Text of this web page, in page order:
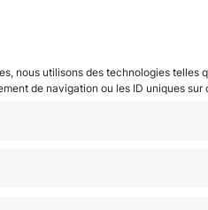
nous utilisons des technologies
de navigation ou les ID uniques